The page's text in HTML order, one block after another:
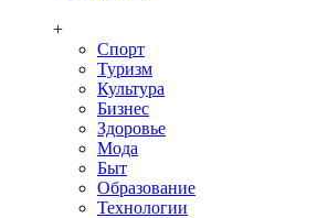
+
Спорт
Туризм
Культура
Бизнес
Здоровье
Мода
Быт
Образование
Технологии